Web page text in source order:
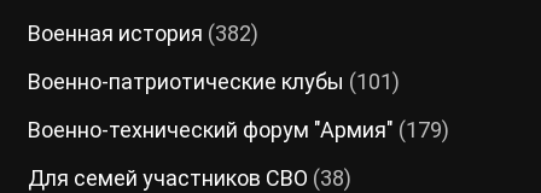
Военная история (382)
Военно-патриотические клубы (101)
Военно-технический форум "Армия" (179)
Для семей участников СВО (38)